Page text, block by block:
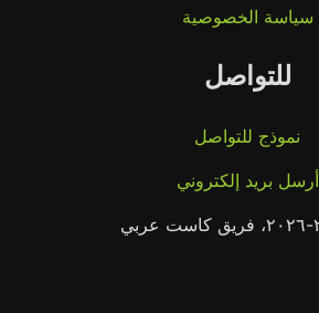
سياسة الخصوصية
للتواصل
نموذج للتواصل
أرسل بريد إلكتروني